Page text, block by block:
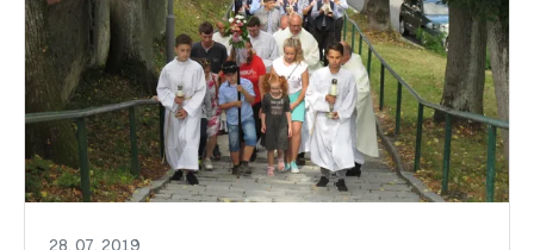
28. 07. 2019